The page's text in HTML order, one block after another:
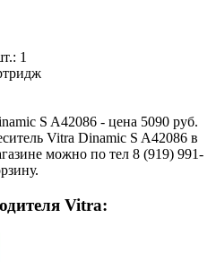
1
S A42086 - цена 5090 руб.
Vitra Dinamic S A42086 в
можно по тел 8 (919) 991-
Vitra: